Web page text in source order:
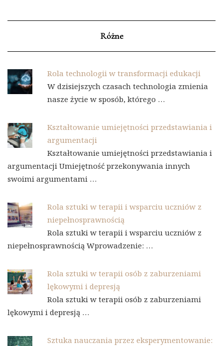
Różne
Rola technologii w transformacji edukacji
W dzisiejszych czasach technologia zmienia
nasze życie w sposób, którego …
Kształtowanie umiejętności przedstawiania i
argumentacji
Kształtowanie umiejętności przedstawiania i
argumentacji Umiejętność przekonywania innych
swoimi argumentami …
Rola sztuki w terapii i wsparciu uczniów z
niepełnosprawnością
Rola sztuki w terapii i wsparciu uczniów z
niepełnosprawnością Wprowadzenie: …
Rola sztuki w terapii osób z zaburzeniami
lękowymi i depresją
Rola sztuki w terapii osób z zaburzeniami
lękowymi i depresją …
Sztuka nauczania przez eksperymentowanie: